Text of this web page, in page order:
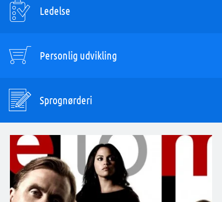
Ledelse
Personlig udvikling
Sprognørderi